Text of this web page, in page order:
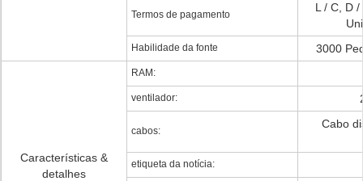
Termos de pagamento
L / C, D /
Habilidade da fonte 3000
Características &
detalhes
RAM:
ventilador:
cabos:
Cabo
etiqueta da notícia: